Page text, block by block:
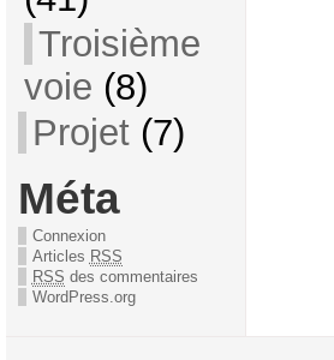
Troisième
voie (8)
Projet(7)
Méta
Connexion
Articles RSS
RSS des commentaires
WordPress.org